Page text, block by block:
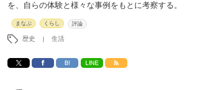
を、自らの体験と様々な事例をもとに考察する。
まなぶ くらし 評論
歴史 生活
B! LINE